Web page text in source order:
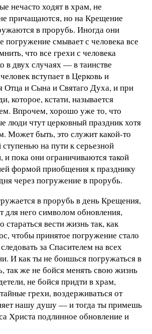
нечасто ходят в храм, не
причащаются, но на Крещение
в прорубь. Иногда они
погружение смывает с человека все
что все грехи с человека
в двух случаях — в таинстве
вступает в Церковь и
Отца и Сына и Святаго Духа, и при
которое, кстати, называется
Впрочем, хорошо уже то, что
люди чтут церковный праздник хотя
Может быть, это служит какой-то
на пути к серьезной
и пока они ограничиваются такой
формой приобщения к празднику
через погружение в прорубь.
в прорубь в день Крещения,
для него символом обновления,
стараться вести жизнь так, как
чтобы принятое погружение стало
за Спасителем на всех
И как ты не боишься погружаться в
так же не бойся менять свою жизнь
не бойся придти в храм,
грехи, воздерживаться от
нашу душу — и тогда ты примешь
Христа подлинное обновление и